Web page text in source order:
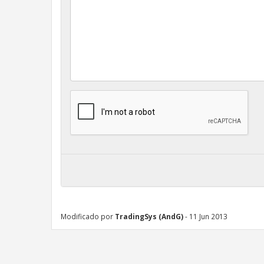
Modificado por TradingSys (AndG)- 11 Jun 2013